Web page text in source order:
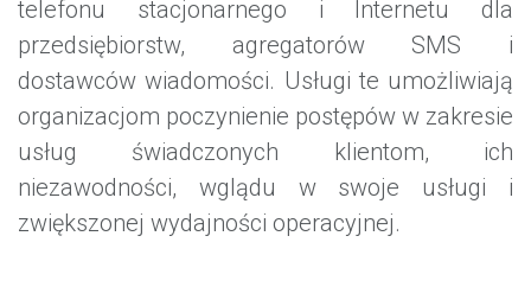
telefonu stacjonarnego i Internetu dla
przedsiębiorstw, agregatorów SMS i
dostawców wiadomości. Usługi te umożliwiają
organizacjom poczynienie postępów w zakresie
usług świadczonych klientom, ich
niezawodności, wglądu w swoje usługi i
zwiększonej wydajności operacyjnej.